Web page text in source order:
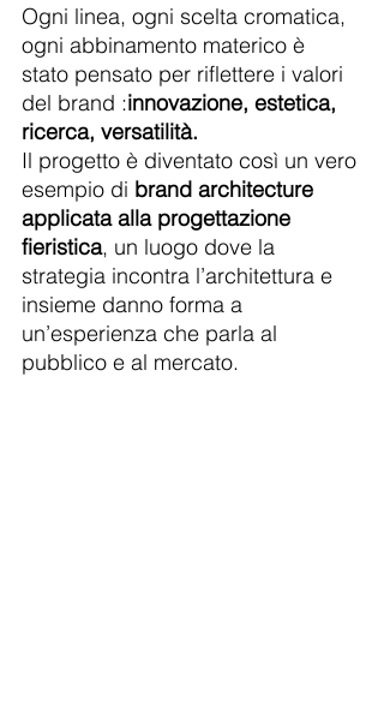
Ogni linea, ogni scelta cromatica,
ogni abbinamento materico è
stato pensato per riflettere i valori
del brand :innovazione, estetica,
ricerca, versatilità.
Il progetto è diventato così un vero
esempio di brand architecture
applicata alla progettazione
fieristica, un luogo dove la
strategia incontra l’architettura e
insieme danno forma a
un’esperienza che parla al
pubblico e al mercato.